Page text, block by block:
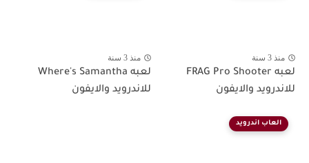
منذ 3 سنة
لعبه FRAG Pro Shooter
للاندرويد والايفون
منذ 3 سنة
لعبه Where's Samantha
للاندرويد والايفون
العاب اندرويد